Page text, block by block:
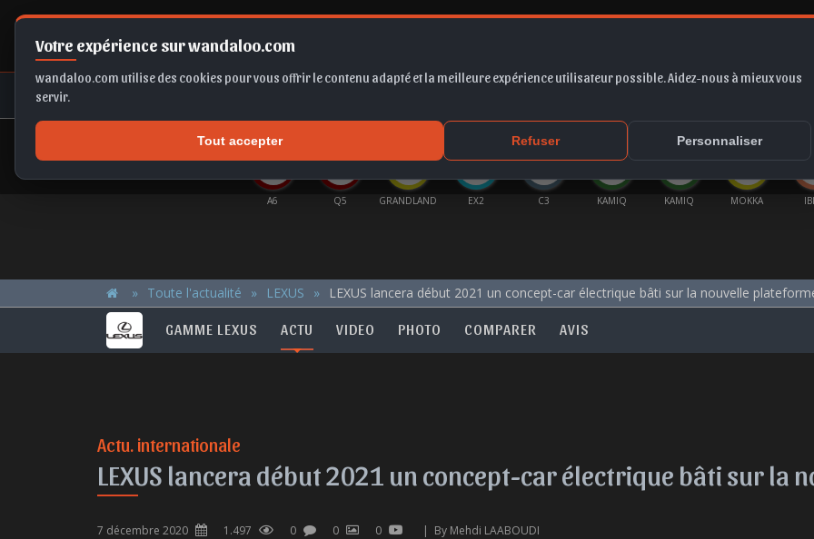
Votre expérience sur wandaloo.com
wandaloo.com utilise des cookies pour vous offrir le contenu adapté et la meilleure expérience utilisateur possible. Aidez-nous à mieux vous
servir.
Tout accepter Refuser Personnaliser
A6 Q5 GRANDLAND EX2 C3 KAMIQ KAMIQ MOKKA
Toute l'actualité LEXUS LEXUS lancera début 2021 un concept-car électrique bâti sur la nouvelle
GAMME LEXUS ACTU VIDEO PHOTO COMPARER AVIS
Actu. internationale
LEXUS lancera début 2021 un concept-car électrique bâti sur la
7 décembre 2020 1.497 0 0 0 |  By Mehdi LAABOUDI